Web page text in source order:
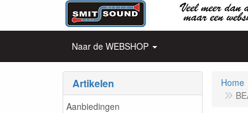
Naar de WEBSHOP
Artikelen
Aanbiedingen
Home